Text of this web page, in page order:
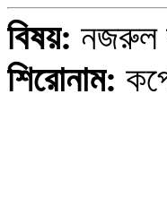
বিষয়: নজরুল
শিরোনাম: